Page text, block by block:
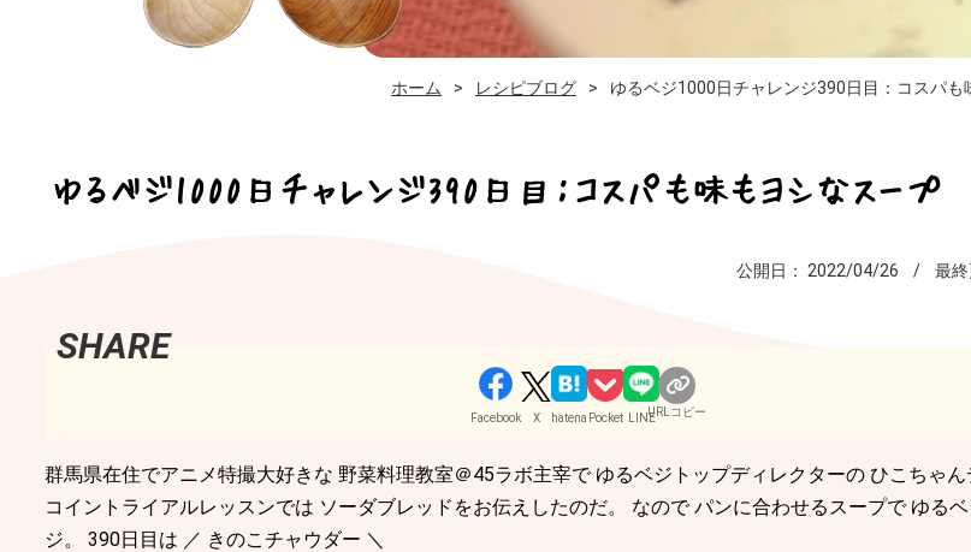
ホーム レシピブログ ゆるベジ1000日チャレンジ390日目：コスパも
ゆるベジ1000日チャレンジ390日目：コスパも味もヨシなスープ
公開日： 2022/04/26 最終
Facebook X hatena Pocket LINEURLコピー
群馬県在住でアニメ特撮大好きな 野菜料理教室＠45ラボ主宰で ゆるベジトップディレクターの ひこちゃ
コイントライアルレッスンでは ソーダブレッドをお伝えしたのだ。 なので パンに合わせるスープで ゆる
ジ。 390日目は ／ きのこチャウダー ＼
ソー